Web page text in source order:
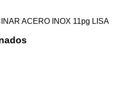
ACERO INOX 11pg LISA